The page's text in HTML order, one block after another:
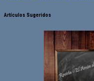
Artículos Sugeridos